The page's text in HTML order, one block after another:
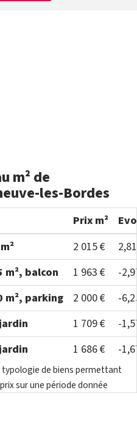
m² de
les-Bordes
Prix m²
2 015 €
m², balcon
1 963 €
-
m², parking
2 000 €
-
1 709 €
-
1 686 € -
de biens permettant
sur une période donnée